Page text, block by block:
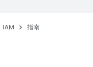
IAM 指南